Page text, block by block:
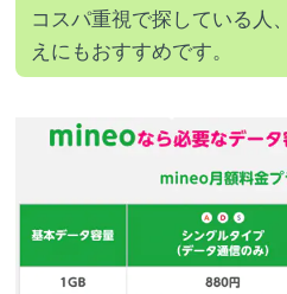
コスパ重視で探している人
えにもおすすめです。